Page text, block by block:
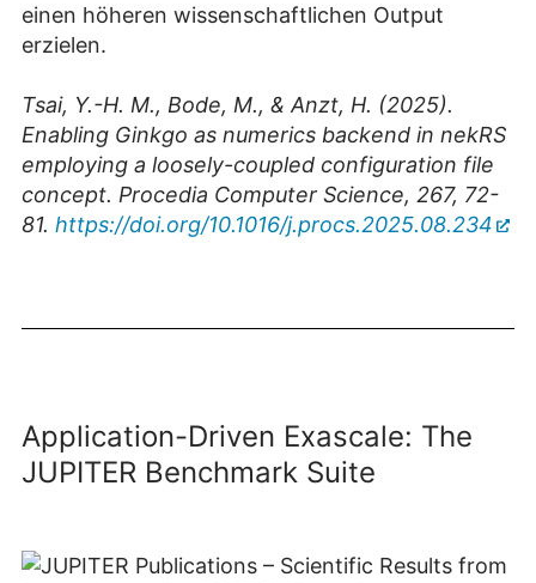
einen höheren wissenschaftlichen Output
erzielen.
Tsai, Y.-H. M., Bode, M., & Anzt, H. (2025).
Enabling Ginkgo as numerics backend in nekRS
employing a loosely-coupled configuration file
concept. Procedia Computer Science, 267, 72-
81. https://doi.org/10.1016/j.procs.2025.08.234
Application-Driven Exascale: The
JUPITER Benchmark Suite